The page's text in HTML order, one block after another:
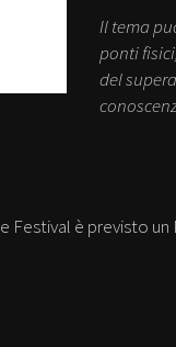
Il tema
ponti
del
Festival è previsto un